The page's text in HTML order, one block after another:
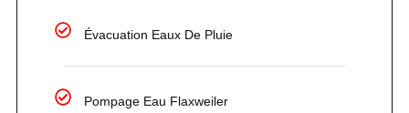
Évacuation Eaux De Pluie
Pompage Eau Flaxweiler